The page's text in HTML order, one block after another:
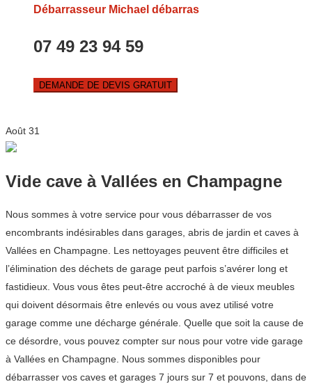
Débarrasseur Michael débarras
07 49 23 94 59
DEMANDE DE DEVIS GRATUIT
Août 31
Vide cave à Vallées en Champagne
Nous sommes à votre service pour vous débarrasser de vos
encombrants indésirables dans garages, abris de jardin et caves à
Vallées en Champagne. Les nettoyages peuvent être difficiles et
l’élimination des déchets de garage peut parfois s’avérer long et
fastidieux. Vous vous êtes peut-être accroché à de vieux meubles
qui doivent désormais être enlevés ou vous avez utilisé votre
garage comme une décharge générale. Quelle que soit la cause de
ce désordre, vous pouvez compter sur nous pour votre vide garage
à Vallées en Champagne. Nous sommes disponibles pour
débarrasser vos caves et garages 7 jours sur 7 et pouvons, dans de